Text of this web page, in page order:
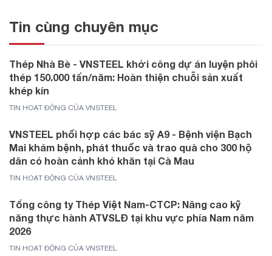
Tin cùng chuyên mục
Thép Nhà Bè - VNSTEEL khởi công dự án luyện phôi
thép 150.000 tấn/năm: Hoàn thiện chuỗi sản xuất
khép kín
TIN HOẠT ĐỘNG CỦA VNSTEEL
VNSTEEL phối hợp các bác sỹ A9 - Bệnh viện Bạch
Mai khám bệnh, phát thuốc và trao quà cho 300 hộ
dân có hoàn cảnh khó khăn tại Cà Mau
TIN HOẠT ĐỘNG CỦA VNSTEEL
Tổng công ty Thép Việt Nam-CTCP: Nâng cao kỹ
năng thực hành ATVSLĐ tại khu vực phía Nam năm
2026
TIN HOẠT ĐỘNG CỦA VNSTEEL